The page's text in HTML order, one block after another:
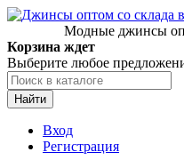
Модные джинсы
Корзина ждет
Выберите любое
Найти
Вход
Регистрация